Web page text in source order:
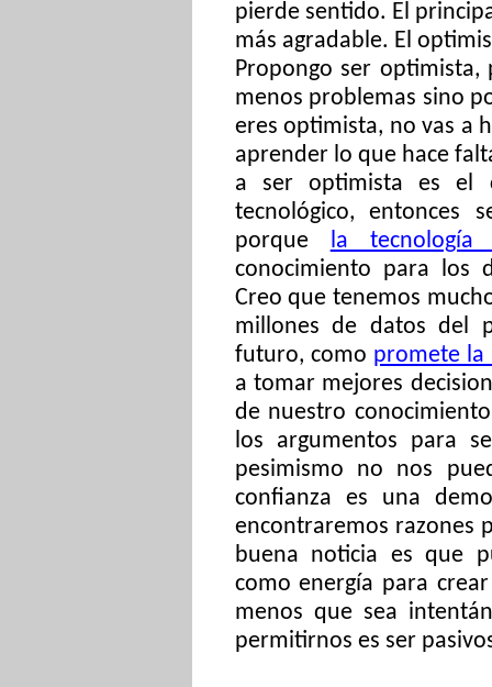
pierde sentido. El
más agradable. El
Propongo ser
menos problemas sino
eres optimista, no vas a
aprender lo que hace
a ser optimista es el
tecnológico, entonces
porque
la tecnología
conocimiento para los
Creo que tenemos
millones de datos del
futuro, como promete la
a tomar mejores
de nuestro
los argumentos para
pesimismo no nos
confianza es una
encontraremos razones
buena noticia es que
como energía para
menos que sea
permitirnos es ser